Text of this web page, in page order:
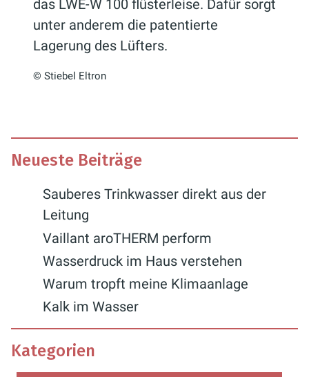
das LWE-W 100 flüsterleise. Dafür sorgt
unter anderem die patentierte
Lagerung des Lüfters.
© Stiebel Eltron
Neueste Beiträge
Sauberes Trinkwasser direkt aus der
Leitung
Vaillant aroTHERM perform
Wasserdruck im Haus verstehen
Warum tropft meine Klimaanlage
Kalk im Wasser
Kategorien